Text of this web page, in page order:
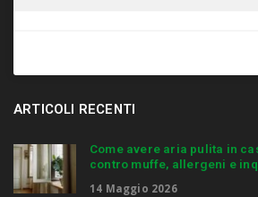
ARTICOLI RECENTI
Come avere aria pulita in
contro muffe, allergeni e
14 Maggio 2026